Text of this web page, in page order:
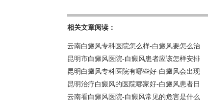
相关文章阅读：
云南白癜风专科医院怎么样-白癜风要怎么治
昆明市白癜风医院-白癜风患者应该怎样安排
昆明白癜风专科医院有哪些好-白癜风会出现
昆明治疗白癜风的医院哪家好-白癜风患者日
云南看白癜风医院-白癜风常见的危害是什么